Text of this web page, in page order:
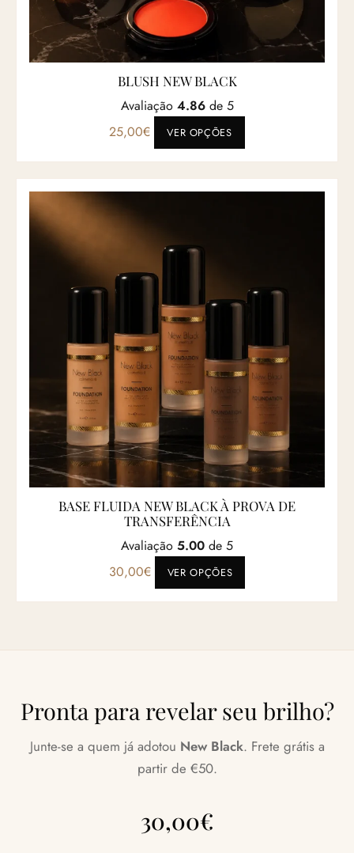
BLUSH NEW BLACK
Avaliação 4.86de 5
25,00€ VER OPÇÕES
BASE FLUIDA NEW BLACK À PROVA DE
TRANSFERÊNCIA
Avaliação 5.00 de 5
30,00€ VER OPÇÕES
Pronta para revelar seu brilho?
Junte-se a quem já adotou New Black. Frete grátis a
partir de €50.
30,00€